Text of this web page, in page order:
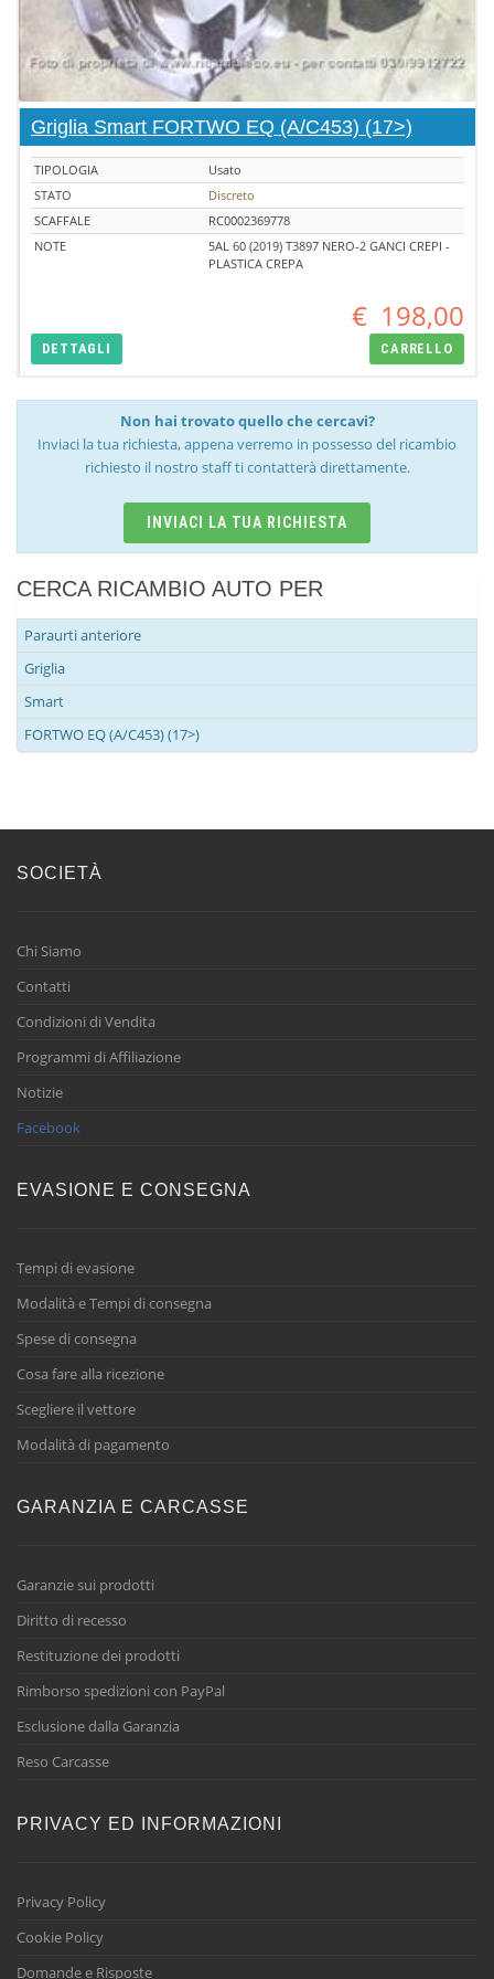
Griglia Smart FORTWO EQ (A/C453) (17>)
TIPOLOGIA
Usato
STATO
Discreto
SCAFFALE
RC0002369778
NOTE
5AL 60 (2019) T3897 NERO-2 GANCI CREPI -
PLASTICA CREPA
€ 198,00
DETTAGLI CARRELLO
Non hai trovato quello che cercavi?
Inviaci la tua richiesta, appena verremo in possesso del ricambio
richiesto il nostro staff ti contatterà direttamente.
INVIACI LA TUA RICHIESTA
CERCA RICAMBIO AUTO PER
Paraurti anteriore
Griglia
Smart
FORTWO EQ (A/C453) (17>)
SOCIETÀ
Chi Siamo
Contatti
Condizioni di Vendita
Programmi di Affiliazione
Notizie
Facebook
EVASIONE E CONSEGNA
Tempi di evasione
Modalità e Tempi di consegna
Spese di consegna
Cosa fare alla ricezione
Scegliere il vettore
Modalità di pagamento
GARANZIA E CARCASSE
Garanzie sui prodotti
Diritto di recesso
Restituzione dei prodotti
Rimborso spedizioni con PayPal
Esclusione dalla Garanzia
Reso Carcasse
PRIVACY ED INFORMAZIONI
Privacy Policy
Cookie Policy
Domande e Risposte